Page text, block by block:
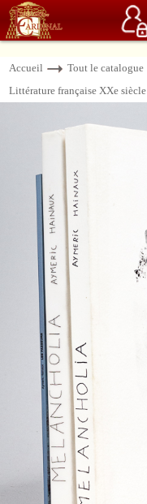
Service client 06 15 37 15 37
Accueil Tout le catalogue
Littérature française XXe siècle